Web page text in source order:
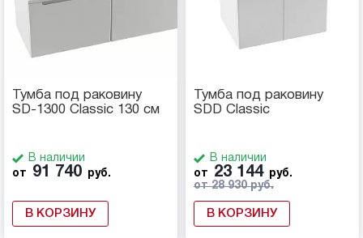
Тумба под раковину
SD-1300 Classic 130 см
В наличии
от
91 740 руб.
В КОРЗИНУ
Тумба под раковину
SDD Classic
В наличии
от
23 144
руб.
от 28 930 руб.
В КОРЗИНУ